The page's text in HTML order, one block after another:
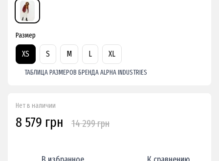
Размер
XS S M L XL
ТАБЛИЦА РАЗМЕРОВ БРЕНДА ALPHA INDUSTRIES
Нет в наличии
8 579 грн 14 299 грн